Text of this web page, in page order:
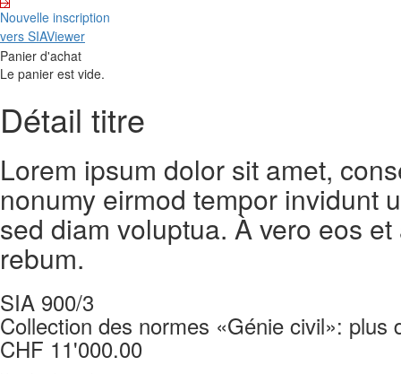
Nouvelle inscription
vers SIAViewer
Panier d'achat
Le panier est vide.
Détail titre
Lorem ipsum dolor sit amet,
nonumy eirmod tempor invidunt
sed diam voluptua. À vero eos
rebum.
SIA 900/3
Collection des normes «Génie civil»:
CHF 11'000.00